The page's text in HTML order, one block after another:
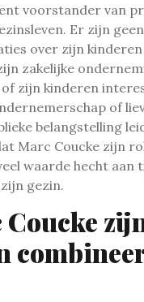
voorstander van
Er zijn geen
over zijn
zakelijke
zijn kinderen
of
belangstelling
Marc Coucke zijn
waarde hecht aan
gezin.